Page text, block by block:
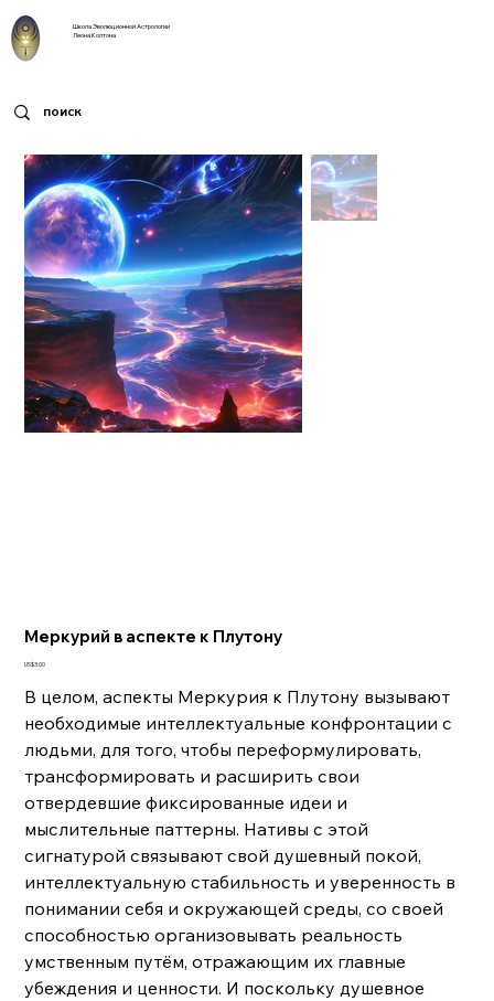
Школа Эволюционной Астрологии
Леона Колтона
Меркурий в аспекте к Плутону
Цена
US$3.00
В целом, аспекты Меркурия к Плутону вызывают
необходимые интеллектуальные конфронтации с
людьми, для того, чтобы переформулировать,
трансформировать и расширить свои
отвердевшие фиксированные идеи и
мыслительные паттерны. Нативы с этой
сигнатурой связывают свой душевный покой,
интеллектуальную стабильность и уверенность в
понимании себя и окружающей среды, со своей
способностью организовывать реальность
умственным путём, отражающим их главные
убеждения и ценности. И поскольку душевное